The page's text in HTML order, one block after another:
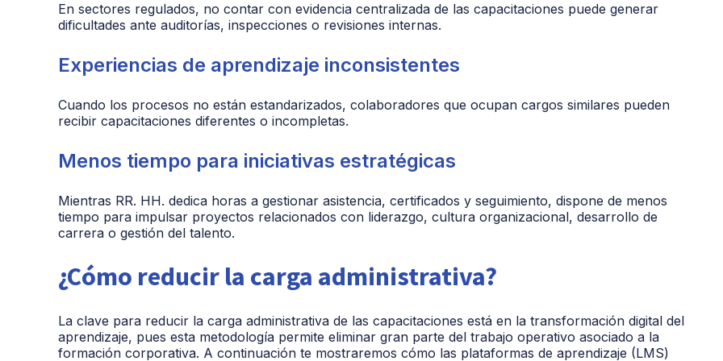
En sectores regulados, no contar con evidencia centralizada de las capacitaciones puede generar
dificultades ante auditorías, inspecciones o revisiones internas.
Experiencias de aprendizaje inconsistentes
Cuando los procesos no están estandarizados, colaboradores que ocupan cargos similares pueden
recibir capacitaciones diferentes o incompletas.
Menos tiempo para iniciativas estratégicas
Mientras RR. HH. dedica horas a gestionar asistencia, certificados y seguimiento, dispone de menos
tiempo para impulsar proyectos relacionados con liderazgo, cultura organizacional, desarrollo de
carrera o gestión del talento.
¿Cómo reducir la carga administrativa?
La clave para reducir la carga administrativa de las capacitaciones está en la transformación digital del
aprendizaje, pues esta metodología permite eliminar gran parte del trabajo operativo asociado a la
formación corporativa. A continuación te mostraremos cómo las plataformas de aprendizaje (LMS)